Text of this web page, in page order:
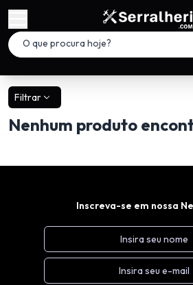
Filtrar
Nenhum produto
Inscreva-se em nossa